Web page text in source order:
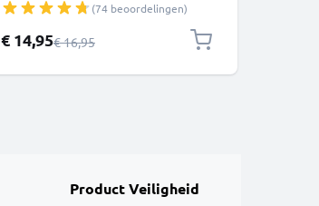
Bluetooth afstandsbediening voor
telefoon, camera - compatibel met
iPhone, GoPro, Android & meer –
(74 beoordelingen)
Speciale prijs
€ 14,95Normale prijs
€ 16,95
Product Veiligheid